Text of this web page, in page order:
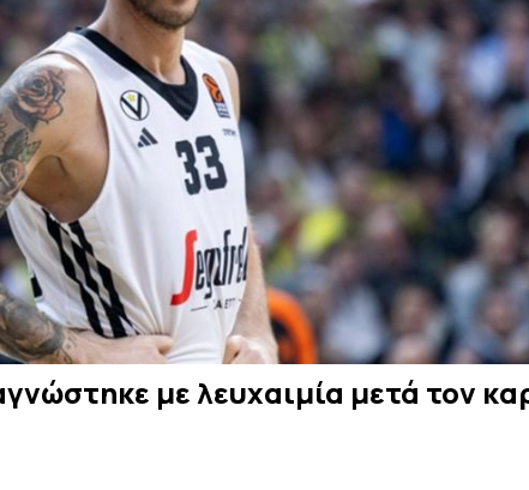
με λευχαιμία μετά τον